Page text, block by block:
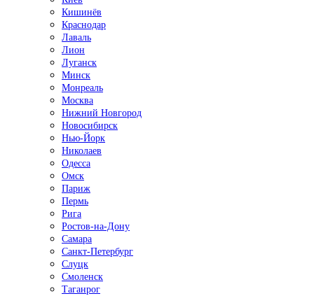
Кишинёв
Краснодар
Лаваль
Лион
Луганск
Минск
Монреаль
Москва
Нижний Новгород
Новосибирск
Нью-Йорк
Николаев
Одесса
Омск
Париж
Пермь
Рига
Ростов-на-Дону
Самара
Санкт-Петербург
Слуцк
Смоленск
Таганрог